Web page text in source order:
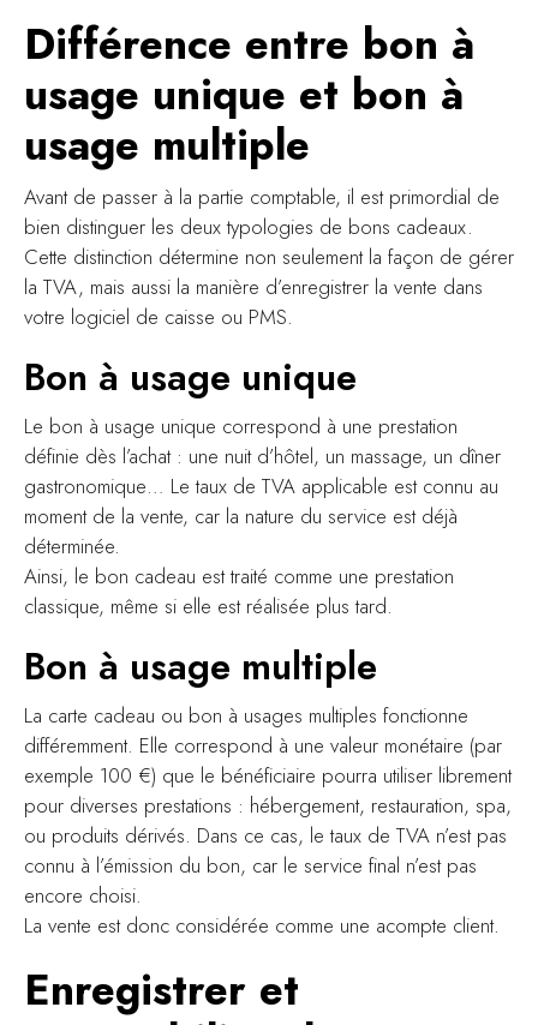
Différence entre bon à
usage unique et bon à
usage multiple
Avant de passer à la partie comptable, il est primordial de
bien distinguer les deux typologies de bons cadeaux.
Cette distinction détermine non seulement la façon de gérer
la TVA, mais aussi la manière d’enregistrer la vente dans
votre logiciel de caisse ou PMS.
Bon à usage unique
Le bon à usage unique correspond à une prestation
définie dès l’achat : une nuit d’hôtel, un massage, un dîner
gastronomique… Le taux de TVA applicable est connu au
moment de la vente, car la nature du service est déjà
déterminée.
Ainsi, le bon cadeau est traité comme une prestation
classique, même si elle est réalisée plus tard.
Bon à usage multiple
La carte cadeau ou bon à usages multiples fonctionne
différemment. Elle correspond à une valeur monétaire (par
exemple 100 €) que le bénéficiaire pourra utiliser librement
pour diverses prestations : hébergement, restauration, spa,
ou produits dérivés. Dans ce cas, le taux de TVA n’est pas
connu à l’émission du bon, car le service final n’est pas
encore choisi.
La vente est donc considérée comme une acompte client.
Enregistrer et